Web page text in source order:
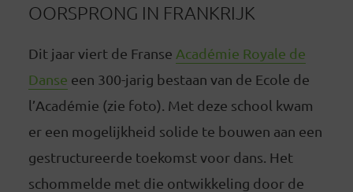
OORSPRONG IN FRANKRIJK
Dit jaar viert de Franse Académie Royale de
Danse een 300-jarig bestaan van de Ecole de
l’Académie (zie foto). Met deze school kwam
er een mogelijkheid solide te bouwen aan een
gestructureerde toekomst voor dans. Het
schommelde met die ontwikkeling door de